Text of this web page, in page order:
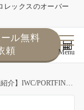
レックスのオーバー
ル無料
頼
Menu
PORTFINO/オーバーホール